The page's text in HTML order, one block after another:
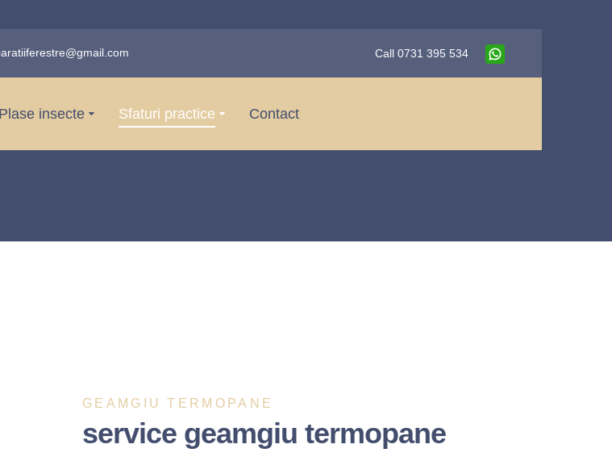
Call 0731 395 534
Plase insecte Sfaturi practice Contact
GEAMGIU TERMOPANE
service geamgiu termopane